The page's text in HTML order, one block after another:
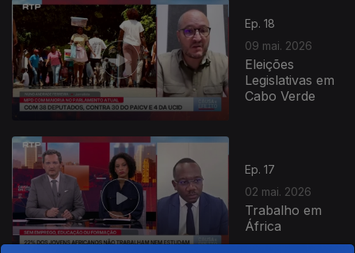
Ep. 18
09 mai. 2026
Eleições
Legislativas em
Cabo Verde
Ep. 17
02 mai. 2026
Trabalho em
África